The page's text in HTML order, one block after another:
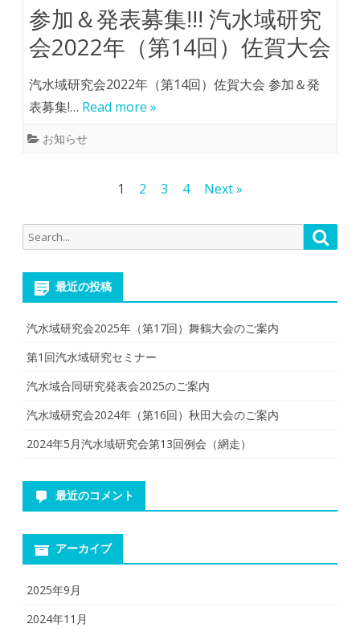
参加＆発表募集!!! 汽水域研究
会2022年（第14回）佐賀大会
汽水域研究会2022年（第14回）佐賀大会 参加＆発
表募集!… Read more »
お知らせ
の
り
1 2 3 4 Next »
Search
for:
最近の投稿
汽水域研究会2025年（第17回）舞鶴大会のご案内
第1回汽水域研究セミナー
汽水域合同研究発表会2025のご案内
汽水域研究会2024年（第16回）秋田大会のご案内
2024年5月汽水域研究会第13回例会（網走）
最近のコメント
アーカイブ
2025年9月
2024年11月